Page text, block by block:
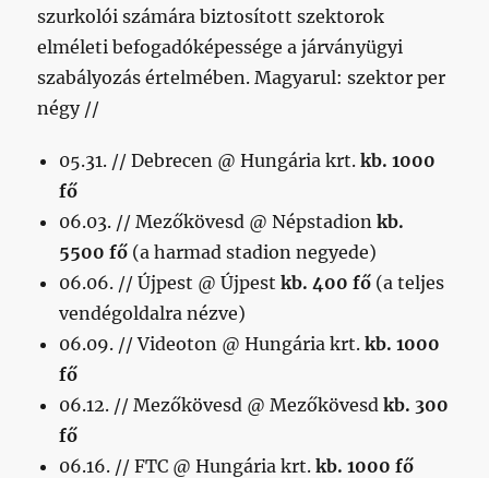
szurkolói számára biztosított szektorok
elméleti befogadóképessége a járványügyi
szabályozás értelmében. Magyarul: szektor per
négy //
05.31. // Debrecen @ Hungária krt.kb. 1000
fő
06.03. // Mezőkövesd @ Népstadionkb.
5500 fő (a harmad stadion negyede)
06.06. // Újpest @ Újpestkb. 400 fő (a teljes
vendégoldalra nézve)
06.09. // Videoton @ Hungária krt.kb. 1000
fő
06.12. // Mezőkövesd @ Mezőkövesdkb. 300
fő
06.16. // FTC @ Hungária krt.kb. 1000 fő